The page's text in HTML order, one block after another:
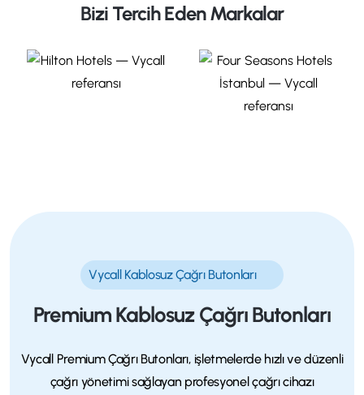
Bizi Tercih Eden Markalar
Vycall Kablosuz Çağrı Butonları
Premium Kablosuz Çağrı Butonları
Vycall Premium Çağrı Butonları, işletmelerde hızlı ve düzenli
çağrı yönetimi sağlayan profesyonel çağrı cihazı